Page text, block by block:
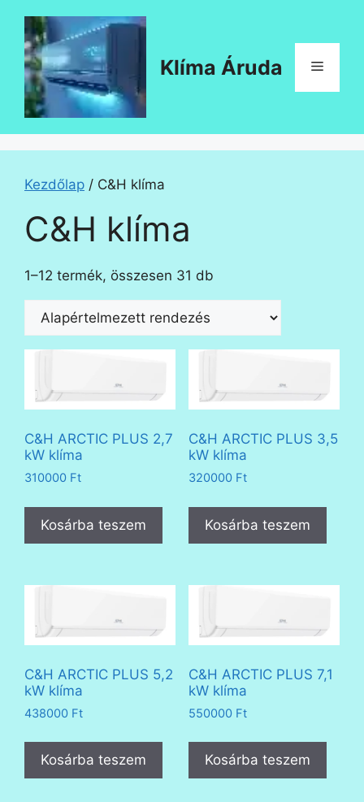
tartalomba
Klíma Áruda Menü
Kezdőlap / C&H klíma
C&H klíma
1–12 termék, összesen 31 db
C&H ARCTIC PLUS 2,7
kW klíma
310000 Ft
Kosárba teszem
C&H ARCTIC PLUS 3,5
kW klíma
320000 Ft
Kosárba teszem
C&H ARCTIC PLUS 5,2
kW klíma
438000 Ft
Kosárba teszem
C&H ARCTIC PLUS 7,1
kW klíma
550000 Ft
Kosárba teszem